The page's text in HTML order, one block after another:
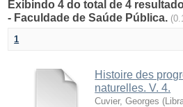
Exibindo 4 do total de 4
- Faculdade de Saúde Pública.
1
Histoire des
naturelles. V. 4.
Cuvier, Georges (